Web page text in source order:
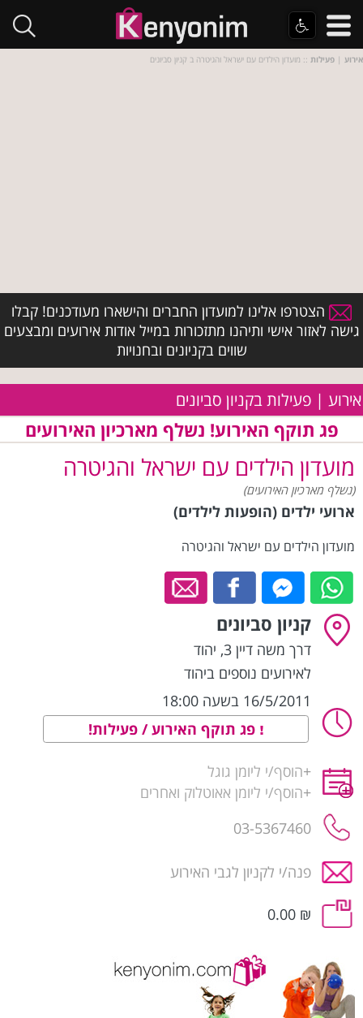
אירוע | פעילות :: מועדון הילדים עם ישראל והגיטרה ב קניון סביונים
הצטרפו אלינו למועדון החברים והישארו מעודכנים! קבלו
גישה לאזור אישי ותיהנו מתזכורות במייל אודות אירועים ומבצעים
שווים בקניונים ובחנויות
אירוע | פעילות בקניון סביונים
פג תוקף האירוע! נשלף מארכיון האירועים
מועדון הילדים עם ישראל והגיטרה
(נשלף מארכיון האירועים)
ארועי ילדים (הופעות לילדים)
מועדון הילדים עם ישראל והגיטרה
קניון סביונים
דרך משה דיין 3 , יהוד
לאירועים נוספים ביהוד
16/5/2011 בשעה 18:00
פג תוקף האירוע / פעילות!
+הוסף/י ליומן גוגל
+הוסף/י ליומן אאוטלוק ואחרים
03-5367460
פנה/י לקניון לגבי האירוע
₪ 0.00